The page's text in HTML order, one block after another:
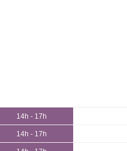
14h - 17h
14h - 17h